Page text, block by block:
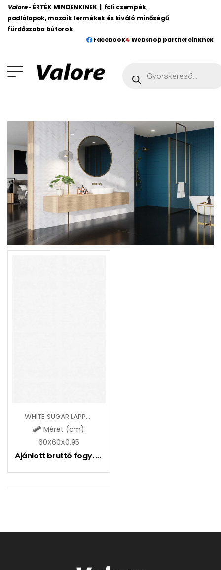
Valore - ÉRTÉK MINDENKINEK | fali csempék,
padlólapok, mozaik termékek és kiváló minőségű
fürdőszoba bútorok
Facebook
Webshop partnereinknek
WHITE SUGAR LAPPATO
Méret (cm):
60X60X0,95
Ajánlott bruttó fogy. ár: